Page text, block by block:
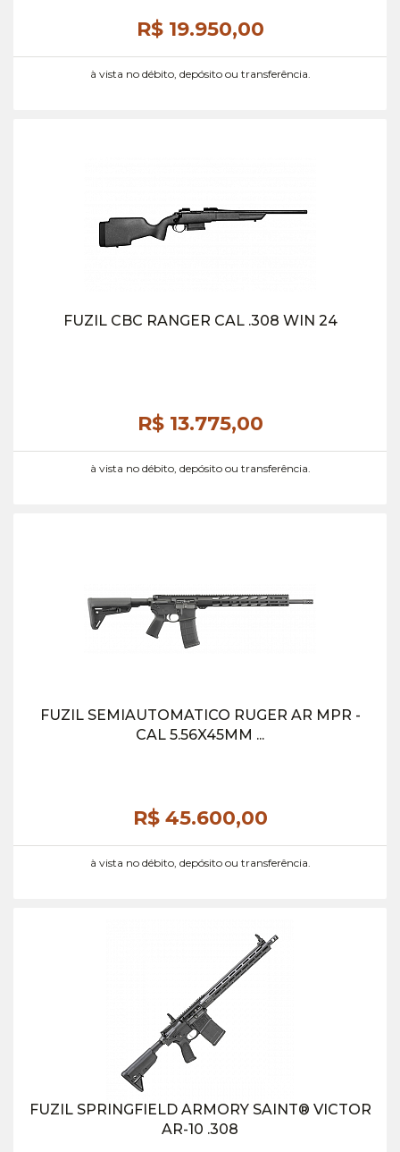
R$ 19.950,00
à vista no débito, depósito ou transferência.
FUZIL CBC RANGER CAL .308 WIN 24
R$ 13.775,00
à vista no débito, depósito ou transferência.
FUZIL SEMIAUTOMATICO RUGER AR MPR -
CAL 5.56X45MM ...
R$ 45.600,00
à vista no débito, depósito ou transferência.
FUZIL SPRINGFIELD ARMORY SAINT® VICTOR
AR-10 .308